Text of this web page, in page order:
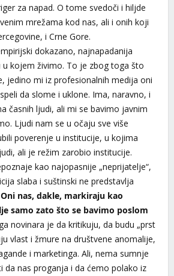
za napad. O tome svedoči i hiljde
mrežama kod nas, ali i onih koji
i Crne Gore.
dokazano, najnapadanija
kojem živimo. To je zbog toga što
jedino mi iz profesionalnih medija oni
da slome i uklone. Ima, naravno, i
časnih ljudi, ali mi se bavimo javnim
Ljudi nam se u očaju sve više
poverenje u institucije, u kojima
ali je režim zarobio institucije.
kao najopasnije „neprijatelje“,
slaba i suštinski ne predstavlja
Oni nas, dakle, markiraju kao
samo zato što se bavimo poslom
novinara je da kritikuju, da budu „prst
vlast i žmure na društvene anomalije,
i marketinga. Ali, nema sumnje
da nas proganja i da ćemo polako iz